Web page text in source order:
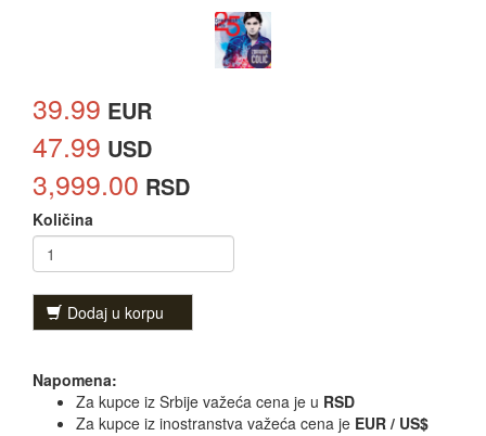
39.99 EUR
47.99 USD
3,999.00 RSD
Količina
Dodaj u korpu
Napomena:
Za kupce iz Srbije važeća cena je u RSD
Za kupce iz inostranstva važeća cena je EUR / US$